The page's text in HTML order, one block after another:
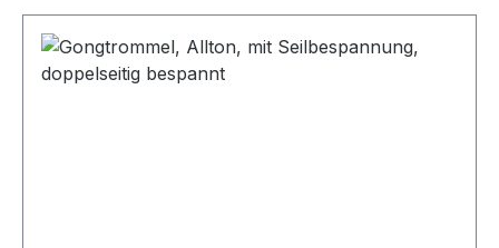
freistehend oder am Boden, zum Beispiel auf
vier Sitzkissen oder Meditationskissen gelagert.